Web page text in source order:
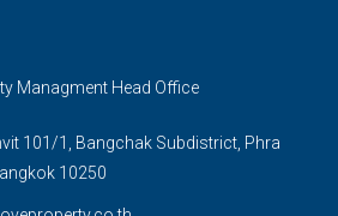
Managment Head Office
101/1, Bangchak Subdistrict, Phra
10250